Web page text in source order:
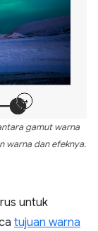
gamut warna
warna dan efeknya.
untuk
tujuan warna